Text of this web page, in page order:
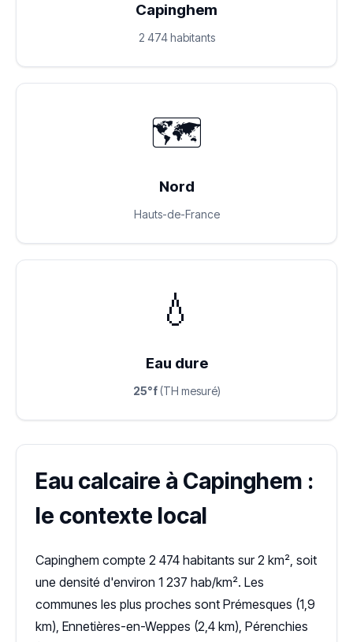
Capinghem
2 474 habitants
🗺️
Nord
Hauts-de-France
💧
Eau dure
25°f(TH mesuré)
Eau calcaire à Capinghem :
le contexte local
Capinghem compte 2 474 habitants sur 2 km², soit
une densité d'environ 1 237 hab/km². Les
communes les plus proches sont Prémesques (1,9
km), Ennetières-en-Weppes (2,4 km), Pérenchies